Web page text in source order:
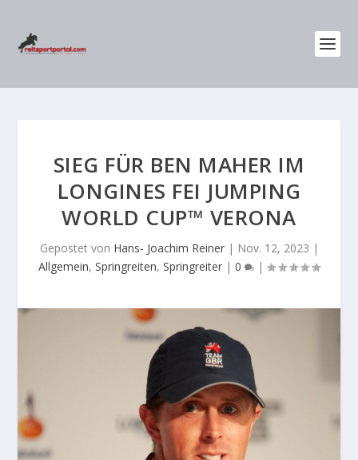
SIEG FÜR BEN MAHER IM
LONGINES FEI JUMPING
WORLD CUP™ VERONA
Gepostet von Hans- Joachim Reiner| Nov. 12, 2023 |
Allgemein, Springreiten, Springreiter | 0 |